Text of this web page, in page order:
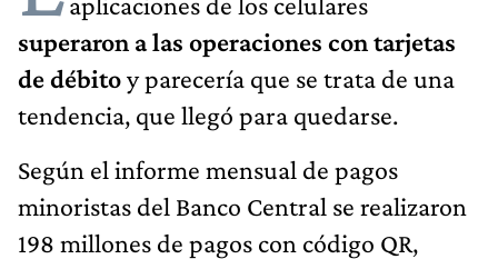
superaron a las operaciones con tarjetas
de débitoy parecería que se trata de una
tendencia, que llegó para quedarse.
Según el informe mensual de pagos
minoristas del Banco Central se realizaron
198 millones de pagos con código QR,